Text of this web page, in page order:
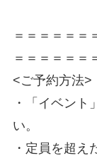
＝＝＝＝＝＝
＝＝＝＝＝＝
<ご予約方法>
・「イベント
い。
・定員を超え